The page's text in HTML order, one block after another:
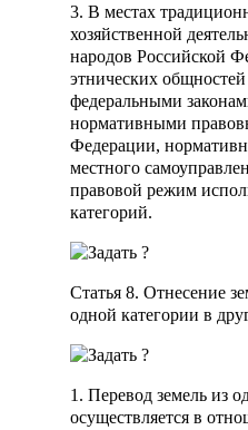
3. В местах
хозяйственной
народов Российской
этнических
федеральными
нормативными
Федерации,
местного
правовой режим
категорий.
Статья 8. Отнесение
одной категории в
1. Перевод земель из
осуществляется в